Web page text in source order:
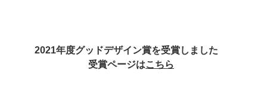
2021年度グッドデザイン賞を受賞しました
受賞ページはこちら